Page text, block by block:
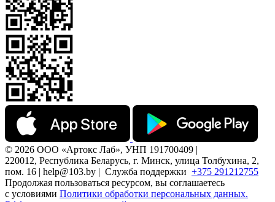
© 2026 ООО «Артокс Лаб», УНП 191700409 |
220012, Республика Беларусь, г. Минск, улица Толбухина, 2,
пом. 16 | help@103.by | Служба поддержки +375 291212755
Продолжая пользоваться ресурсом, вы соглашаетесь
с условиями Политики обработки персональных данных.